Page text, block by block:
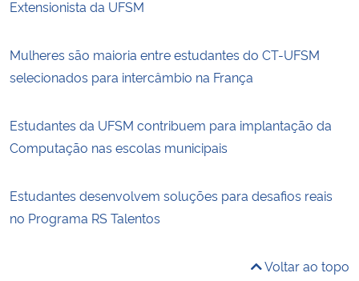
Extensionista da UFSM
Mulheres são maioria entre estudantes do CT-UFSM
selecionados para intercâmbio na França
Estudantes da UFSM contribuem para implantação da
Computação nas escolas municipais
Estudantes desenvolvem soluções para desafios reais
no Programa RS Talentos
Voltar ao topo